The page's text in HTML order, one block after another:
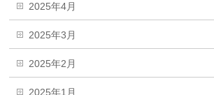
2025年4月
2025年3月
2025年2月
2025年1月